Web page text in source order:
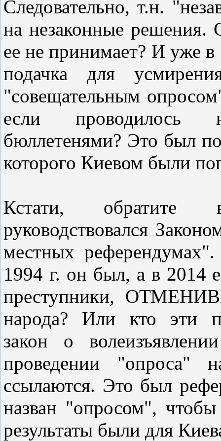
Следовательно, т.н.
на незаконные решения.
ее не принимает? И уже
подачка для
"совещательным
если проводилось
бюллетенями? Это был
которого Киевом были
Кстати, обратите
руководствовался
местных
1994 г. он был, а в 2014
преступники,
народа? Или кто эти
закон о
проведении "опроса"
ссылаются. Это был
назван "опросом",
результаты были для